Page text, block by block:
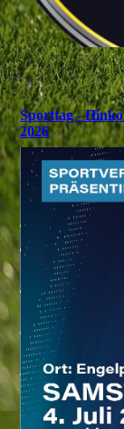
Sporttag -
2026